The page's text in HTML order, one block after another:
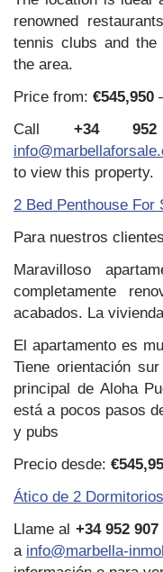
renowned
tennis clubs and
the area.
Price from: €545,950
Call +34
to view this property.
2 Bed Penthouse For
Para nuestros
Maravilloso
completamente
acabados. La
El apartamento es
Tiene orientación
principal de Aloha
está a pocos pasos
y pubs
Precio desde:
Ático de 2
Llame al +34 952 907
a info@marbella-